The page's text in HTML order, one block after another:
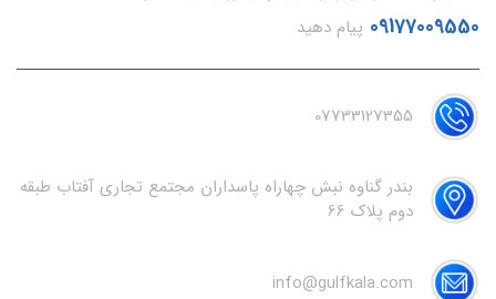
09177009550 پیام دهید
07733127355
بندر گناوه نبش چهاراه پاسداران مجتمع تجاری آفتاب طبقه
دوم پلاک 66
info@gulfkala.com